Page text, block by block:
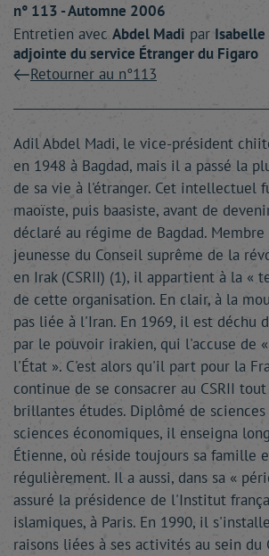
n° 113 - Automne 2006
Entretien avec Abdel Madi par Isabelle
adjointe du service Étranger du Figaro
Retourner au n°113
Adil Abdel Madi, le vice-président
en 1948 à Bagdad, mais il a passé la
de sa vie à l'étranger. Cet intellectuel
maoïste, puis baasiste, avant de
déclaré au régime de Bagdad. Membre
jeunesse du Conseil suprême de la
en Irak (CSRII) (1), il appartient à la «
de cette organisation. En clair, à la
pas liée à l'Iran. En 1969, il est déchu
par le pouvoir irakien, qui l'accuse de
l'État ». C'est alors qu'il part pour la
continue de se consacrer au CSRII
brillantes études. Diplômé de
sciences économiques, il enseigna
Étienne, où réside toujours sa famille
régulièrement. Il a aussi, dans sa «
assuré la présidence de l'Institut
islamiques, à Paris. En 1990, il
raisons liées à ses activités au sein du